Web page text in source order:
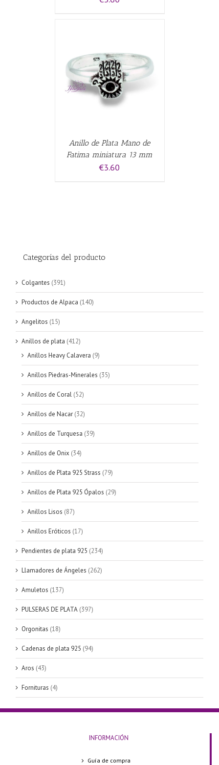
Anillo de Plata Mano de
Fatima miniatura 13 mm
€3.60
Categorías del producto
Colgantes (391)
Productos de Alpaca (140)
Angelitos (15)
Anillos de plata (412)
Anillos Heavy Calavera (9)
Anillos Piedras-Minerales (35)
Anillos de Coral (52)
Anillos de Nacar (32)
Anillos de Turquesa (39)
Anillos de Onix (34)
Anillos de Plata 925 Strass (79)
Anillos de Plata 925 Ópalos (29)
Anillos Lisos (87)
Anillos Eróticos (17)
Pendientes de plata 925 (234)
Llamadores de Ángeles (262)
Amuletos (137)
PULSERAS DE PLATA (397)
Orgonitas (18)
Cadenas de plata 925 (94)
Aros (43)
Fornituras (4)
INFORMACIÓN
Guía de compra